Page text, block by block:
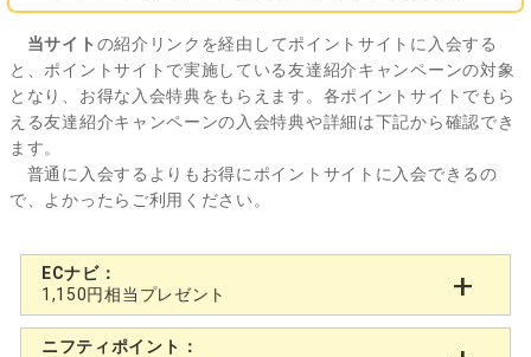
当サイト の紹介リンクを経由してポイントサイトに入会する
と、ポイントサイトで実施している友達紹介キャンペーンの対象
となり、お得な入会特典をもらえます。各ポイントサイトでもら
える友達紹介キャンペーンの入会特典や詳細は下記から確認でき
ます。
普通に入会するよりもお得にポイントサイトに入会できるの
で、よかったらご利用ください。
ECナビ：
1,150円相当プレゼント
ニフティポイント：